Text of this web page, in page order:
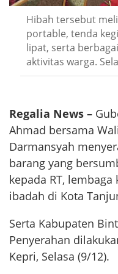
Hibah tersebut
portable, tenda
lipat, serta
aktivitas warga.
Regalia News –
Ahmad bersama
Darmansyah
barang yang
kepada RT,
ibadah di Kota
Serta Kabupaten
Penyerahan
Kepri, Selasa (9/12).